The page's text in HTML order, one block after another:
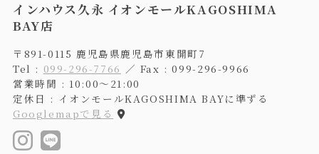
インハウス久永 イオンモールKAGOSHIMA
BAY店
〒891-0115 鹿児島県鹿児島市東開町7
Tel : 099-296-7766 ／ Fax : 099-296-9966
営業時間 : 10:00〜21:00
定休日 : イオンモールKAGOSHIMA BAYに準ずる
Googlemapで見る